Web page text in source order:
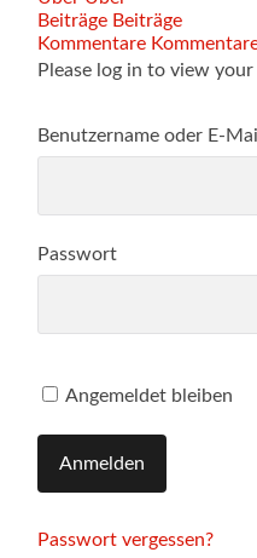
Beiträge Beiträge
Kommentare
Please log in to view your
Benutzername oder E-
Passwort
Angemeldet bleiben
Passwort vergessen?